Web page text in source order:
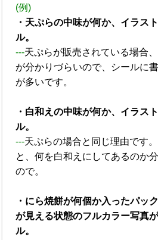
(例)
・天ぷらの中味が何か、イラス
ル。
---天ぷらが販売されている場合
が分かりづらいので、シールに
が多いです。
・白和えの中味が何か、イラス
ル。
---天ぷらの場合と同じ理由です
と、何を白和えにしてあるのか
ので。
・にら焼餅が何個か入ったパッ
が見える状態のフルカラー写真
ル。